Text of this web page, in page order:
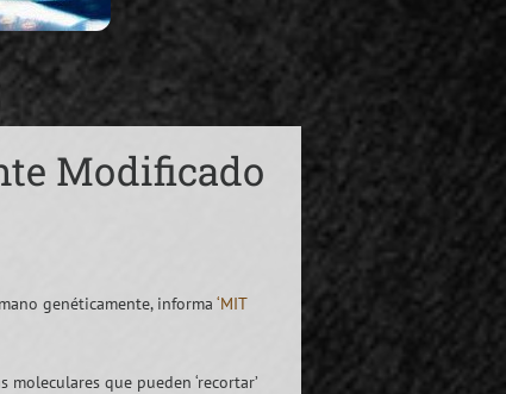
Modificado
genéticamente, informa ‘MIT
que pueden ‘recortar’